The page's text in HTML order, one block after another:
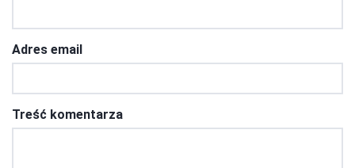
Adres email
Treść komentarza